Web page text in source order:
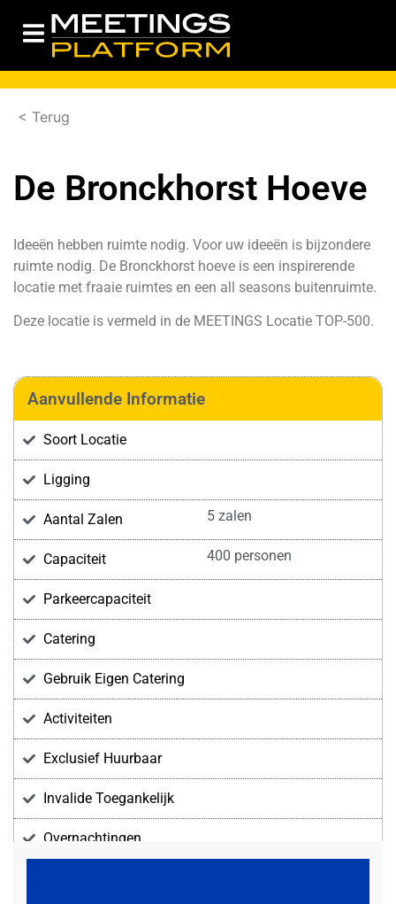
< Terug
De Bronckhorst Hoeve
Ideeën hebben ruimte nodig. Voor uw ideeën is bijzondere
ruimte nodig. De Bronckhorst hoeve is een inspirerende
locatie met fraaie ruimtes en een all seasons buitenruimte.
Deze locatie is vermeld in de MEETINGS Locatie TOP-500.
Aanvullende Informatie
Soort Locatie
Ligging
Aantal Zalen 5 zalen
Capaciteit 400 personen
Parkeercapaciteit
Catering
Gebruik Eigen Catering
Activiteiten
Exclusief Huurbaar
Invalide Toegankelijk
Overnachtingen